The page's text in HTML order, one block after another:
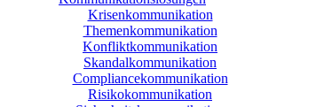
Krisenkommunikation
Themenkommunikation
Konfliktkommunikation
Skandalkommunikation
Compliancekommunikation
Risikokommunikation